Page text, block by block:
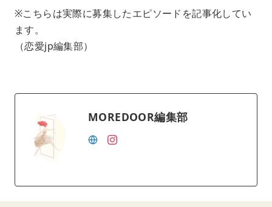
※こちらは実際に募集したエピソードを記事化してい
ます。
（恋愛jp編集部）
MOREDOOR編集部